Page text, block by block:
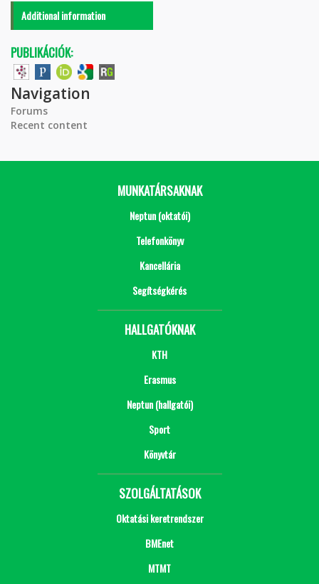
Additional information
PUBLIKÁCIÓK:
Navigation
Forums
Recent content
MUNKATÁRSAKNAK
Neptun (oktatói)
Telefonkönyv
Kancellária
Segítségkérés
HALLGATÓKNAK
KTH
Erasmus
Neptun (hallgatói)
Sport
Könyvtár
SZOLGÁLTATÁSOK
Oktatási keretrendszer
BMEnet
MTMT